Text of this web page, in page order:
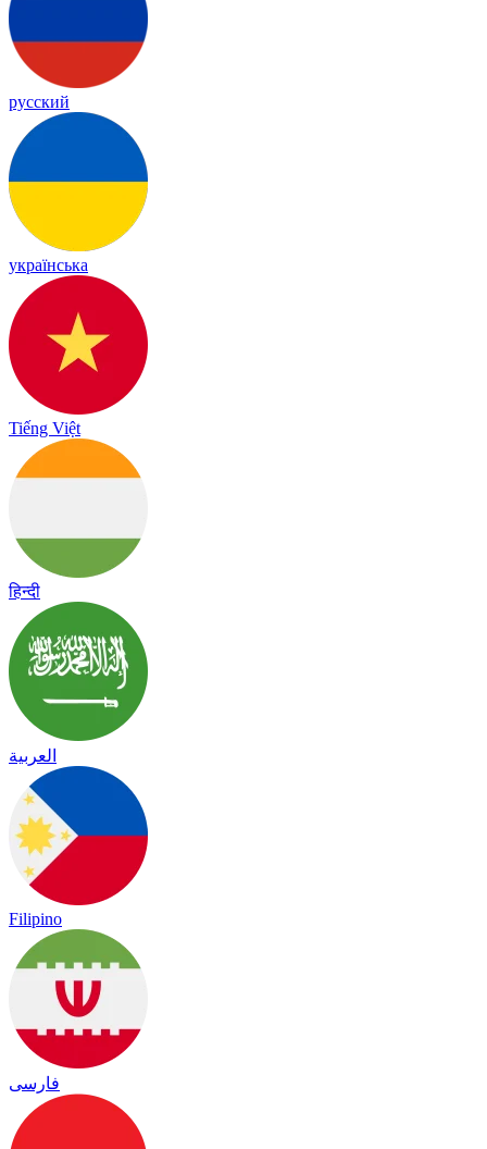
русский
українська
Tiếng Việt
हिन्दी
العربية
Filipino
فارسی